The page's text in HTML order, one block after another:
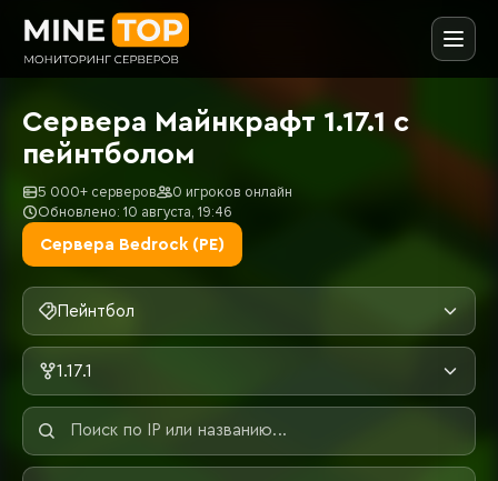
Сервера Майнкрафт 1.17.1 с
пейнтболом
5 000+ серверов
0 игроков онлайн
Обновлено: 10 августа, 19:46
Сервера Bedrock (PE)
Пейнтбол
1.17.1